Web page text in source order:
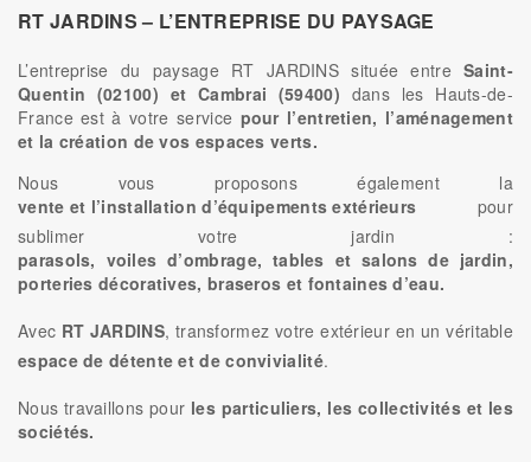
RT JARDINS – L’ENTREPRISE DU PAYSAGE
L’entreprise du paysage RT JARDINS située entreSaint-
Quentin (02100) et Cambrai (59400) dans les Hauts-de-
France est à votre service pour l’entretien, l’aménagement
et la création de vos espaces verts.
Nous vous proposons également la
vente et l’installation d’équipements extérieurs pour
sublimer votre jardin :
parasols, voiles d’ombrage, tables et salons de jardin,
porteries décoratives, braseros et fontaines d’eau.
Avec RT JARDINS, transformez votre extérieur en un véritable
espace de détente et de convivialité.
Nous travaillons pour les particuliers, les collectivités et les
sociétés.